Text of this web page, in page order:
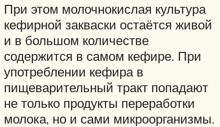
При этом молочнокислая культура
кефирной закваски остаётся живой
и в большом количестве
содержится в самом кефире. При
употреблении кефира в
пищеварительный тракт попадают
не только продукты переработки
молока, но и сами микроорганизмы.